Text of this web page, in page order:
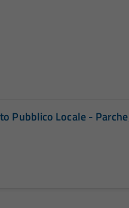
Pubblico Locale -